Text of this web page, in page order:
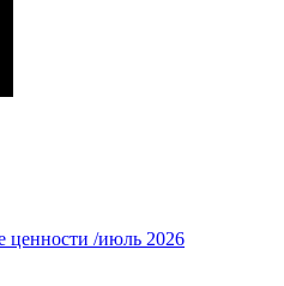
ценности /июль 2026